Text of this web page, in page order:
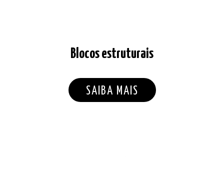
Blocos estruturais
SAIBA MAIS